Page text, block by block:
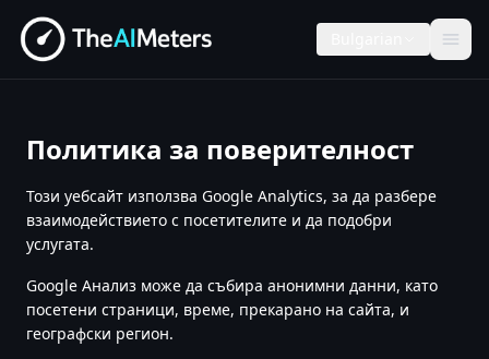
Политика за поверителност
Този уебсайт използва Google Analytics, за да разбере
взаимодействието с посетителите и да подобри
услугата.
Google Анализ може да събира анонимни данни, като
посетени страници, време, прекарано на сайта, и
географски регион.